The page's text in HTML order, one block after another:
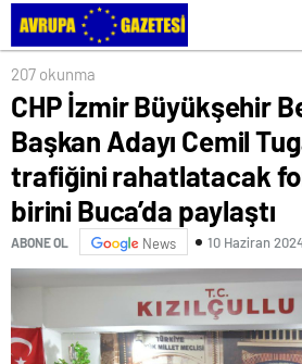
formüllerden birini Buca’da paylaştı
207 okunma
CHP İzmir Büyükşehir
Başkan Adayı Cemil
trafiğini rahatlatacak
birini Buca’da paylaştı
ABONE OL News 10 Haziran
‘kararsız oy’ kullanmaya çağırıyor
bir araya geldi